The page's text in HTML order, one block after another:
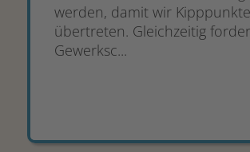
werden, damit wir
übertreten. Gleichzeitig
Gewerksc...